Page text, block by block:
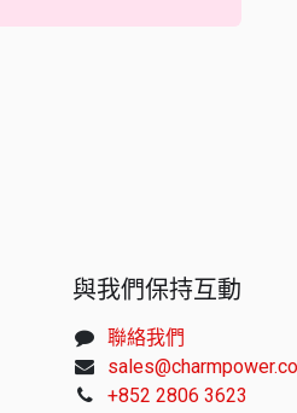
與我們保持互動
聯絡我們
+852 2806 3623